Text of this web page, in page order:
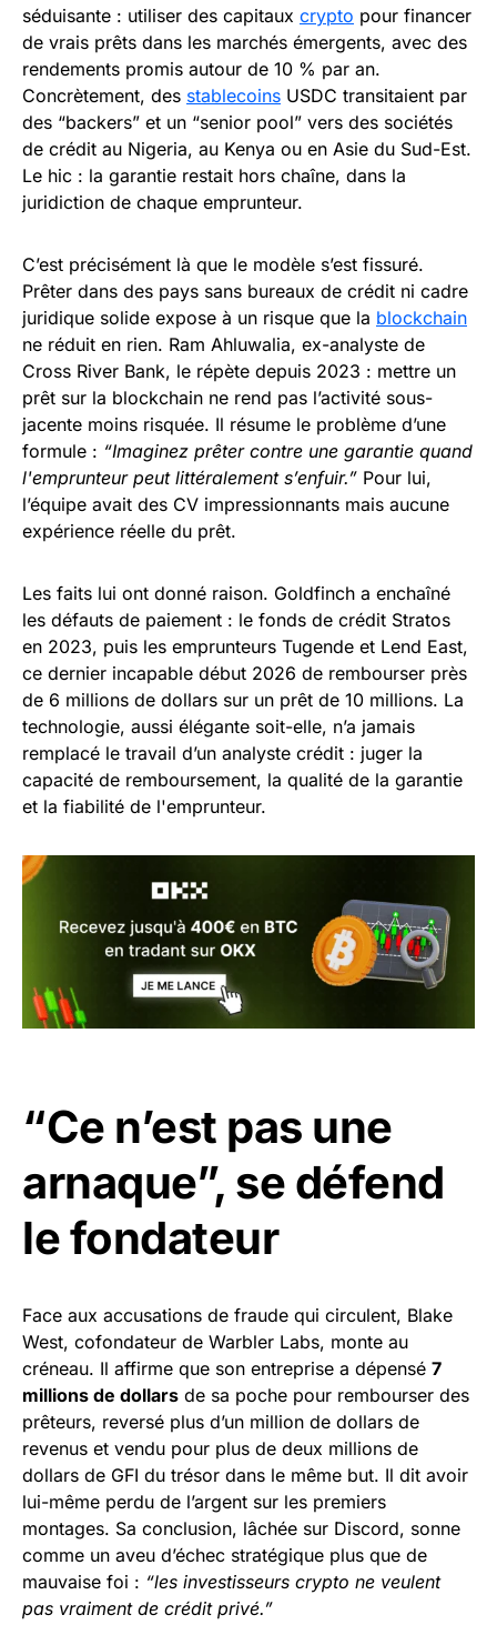
séduisante : utiliser des capitaux crypto pour financer
de vrais prêts dans les marchés émergents, avec des
rendements promis autour de 10 % par an.
Concrètement, des stablecoins USDC transitaient par
des “backers” et un “senior pool” vers des sociétés
de crédit au Nigeria, au Kenya ou en Asie du Sud-Est.
Le hic : la garantie restait hors chaîne, dans la
juridiction de chaque emprunteur.
C’est précisément là que le modèle s’est fissuré.
Prêter dans des pays sans bureaux de crédit ni cadre
juridique solide expose à un risque que la blockchain
ne réduit en rien. Ram Ahluwalia, ex-analyste de
Cross River Bank, le répète depuis 2023 : mettre un
prêt sur la blockchain ne rend pas l’activité sous-
jacente moins risquée. Il résume le problème d’une
formule : “Imaginez prêter contre une garantie quand
l'emprunteur peut littéralement s’enfuir.” Pour lui,
l’équipe avait des CV impressionnants mais aucune
expérience réelle du prêt.
Les faits lui ont donné raison. Goldfinch a enchaîné
les défauts de paiement : le fonds de crédit Stratos
en 2023, puis les emprunteurs Tugende et Lend East,
ce dernier incapable début 2026 de rembourser près
de 6 millions de dollars sur un prêt de 10 millions. La
technologie, aussi élégante soit-elle, n’a jamais
remplacé le travail d’un analyste crédit : juger la
capacité de remboursement, la qualité de la garantie
et la fiabilité de l'emprunteur.
“Ce n’est pas une
arnaque”, se défend
le fondateur
Face aux accusations de fraude qui circulent, Blake
West, cofondateur de Warbler Labs, monte au
créneau. Il affirme que son entreprise a dépensé 7
millions de dollars de sa poche pour rembourser des
prêteurs, reversé plus d’un million de dollars de
revenus et vendu pour plus de deux millions de
dollars de GFI du trésor dans le même but. Il dit avoir
lui-même perdu de l’argent sur les premiers
montages. Sa conclusion, lâchée sur Discord, sonne
comme un aveu d’échec stratégique plus que de
mauvaise foi : “les investisseurs crypto ne veulent
pas vraiment de crédit privé.”